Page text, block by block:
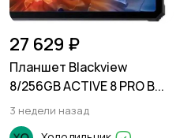
27 629 ₽
Планшет Blackview
8/256GB ACTIVE 8 PRO B...
3 недели назад